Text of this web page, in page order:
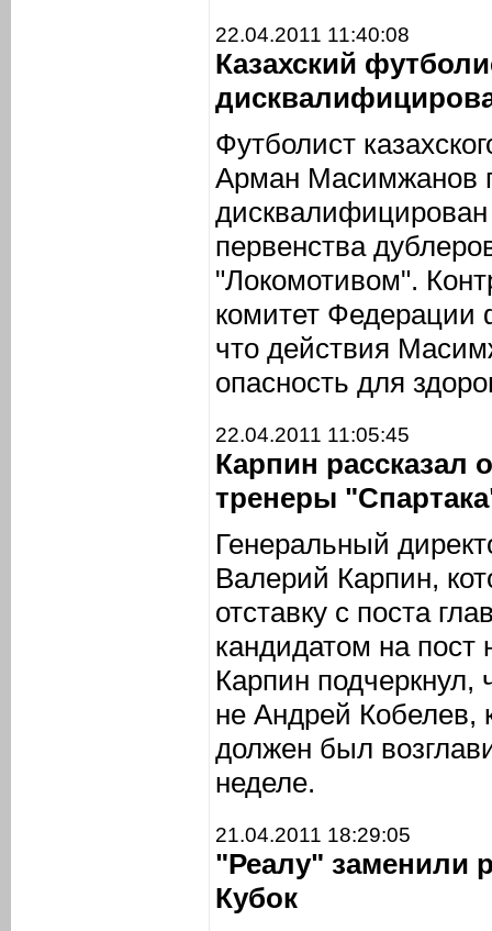
22.04.2011 11:40:08
Казахский
Футболист
Арман Масимжанов
первенства
"Локомотивом".
комитет Федерации
что действия
опасность для
22.04.2011 11:05:45
Карпин рассказал
тренеры
Генеральный
Валерий Карпин,
отставку с поста
кандидатом на пост
Карпин
не Андрей
должен был
неделе.
21.04.2011 18:29:05
"Реалу" заменили
Кубок